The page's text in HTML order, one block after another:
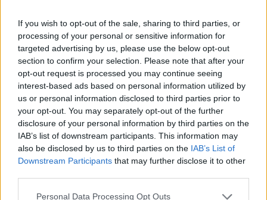
If you wish to opt-out of the sale, sharing to third parties, or
processing of your personal or sensitive information for
targeted advertising by us, please use the below opt-out
section to confirm your selection. Please note that after your
opt-out request is processed you may continue seeing
interest-based ads based on personal information utilized by
us or personal information disclosed to third parties prior to
your opt-out. You may separately opt-out of the further
disclosure of your personal information by third parties on the
IAB’s list of downstream participants. This information may
also be disclosed by us to third parties on the IAB’s List of
Downstream Participants that may further disclose it to other
Personal Data Processing Opt Outs
velge å markere den, og at det kommende året blir et flott og
opplevelsesrikt år for deg!
FØLG MED PÅ DET SØTE LIV I 2014 - Jeg har mange planer
for det kommende året!